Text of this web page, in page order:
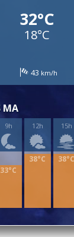
32°C
18°C
43
MA
9h
33°C
12h
38°C
15h
38°C